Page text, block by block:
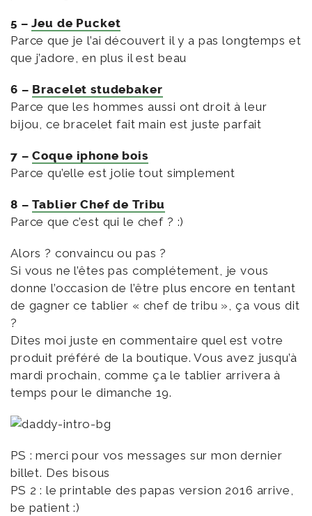
5 –Jeu de Pucket
Parce que je l’ai découvert il y a pas longtemps et
que j’adore, en plus il est beau
6 – Bracelet studebaker
Parce que les hommes aussi ont droit à leur
bijou, ce bracelet fait main est juste parfait
7 –Coque iphone bois
Parce qu’elle est jolie tout simplement
8 –Tablier Chef de Tribu
Parce que c’est qui le chef ? :)
Alors ? convaincu ou pas ?
Si vous ne l’êtes pas complétement, je vous
donne l’occasion de l’être plus encore en tentant
de gagner ce tablier « chef de tribu », ça vous dit
?
Dites moi juste en commentaire quel est votre
produit préféré de la boutique. Vous avez jusqu’à
mardi prochain, comme ça le tablier arrivera à
temps pour le dimanche 19.
PS : merci pour vos messages sur mon dernier
billet. Des bisous
PS 2 : le printable des papas version 2016 arrive,
be patient :)